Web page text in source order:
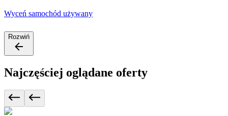
Wyceń samochód używany
Rozwiń
Najczęściej oglądane oferty